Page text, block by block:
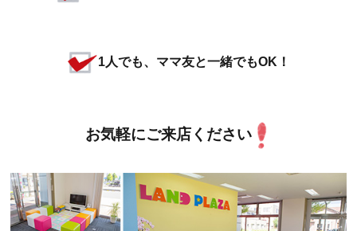
1人でも、ママ友と一緒でもOK！
お気軽にご来店ください